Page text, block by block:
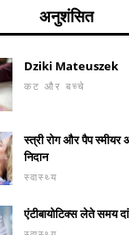
अनुशंसित
Dziki Mateuszek
कट और बच्चे
स्त्री रोग और पैप
निदान
स्वास्थ्य
एंटीबायोटिक्स लेते समय